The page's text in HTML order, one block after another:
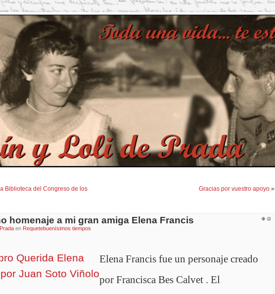
Biblioteca del Congreso de los
Gracias por vuestro apoyo»
homenaje a mi gran amiga Elena Francis
en Requetebuenísimos tiempos
Elena Francis fue un personaje creado
por Francisca Bes Calvet . El